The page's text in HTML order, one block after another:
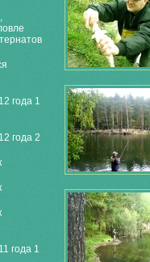
года 1
года 2
года 1